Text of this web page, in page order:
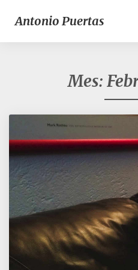
Antonio Puertas
Mes: